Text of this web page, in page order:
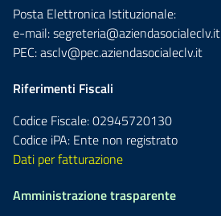
Posta Elettronica Istituzionale:
e-mail:segreteria@aziendasocialeclv.it
PEC:asclv@pec.aziendasocialeclv.it
Riferimenti Fiscali
Codice Fiscale: 02945720130
Codice iPA: Ente non registrato
Dati per fatturazione
Amministrazione trasparente